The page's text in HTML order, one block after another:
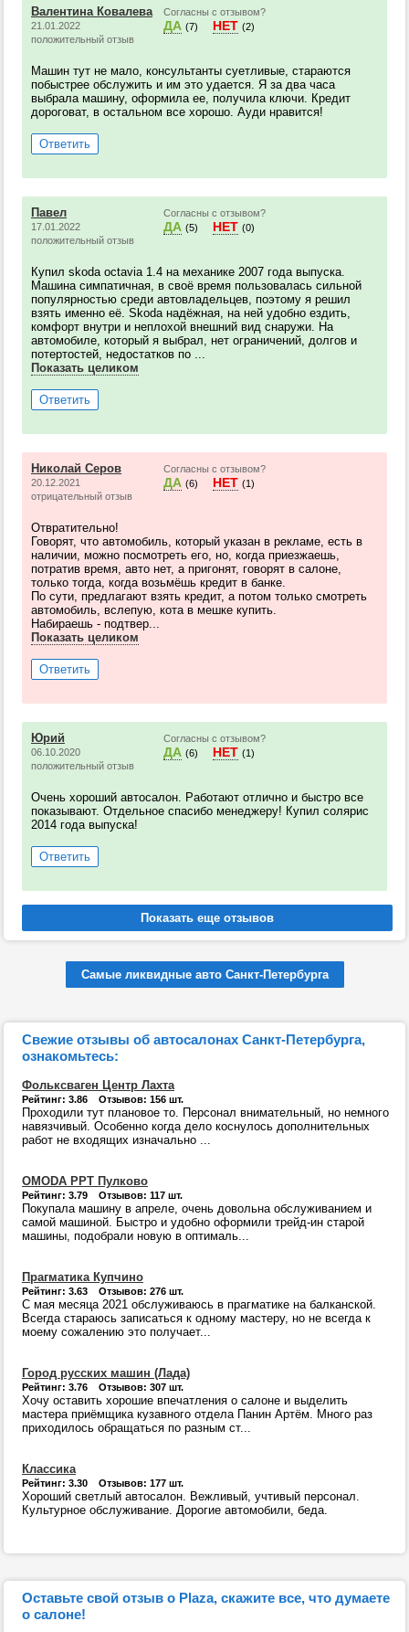
Валентина Ковалева
21.01.2022
положительный отзыв
Согласны с отзывом?
ДА (7) НЕТ (2)
Машин тут не мало, консультанты суетливые, стараются
побыстрее обслужить и им это удается. Я за два часа
выбрала машину, оформила ее, получила ключи. Кредит
дороговат, в остальном все хорошо. Ауди нравится!
Ответить
Павел
17.01.2022
положительный отзыв
Согласны с отзывом?
ДА (5) НЕТ (0)
Купил skoda octavia 1.4 на механике 2007 года выпуска.
Машина симпатичная, в своё время пользовалась сильной
популярностью среди автовладельцев, поэтому я решил
взять именно её. Skoda надёжная, на ней удобно ездить,
комфорт внутри и неплохой внешний вид снаружи. На
автомобиле, который я выбрал, нет ограничений, долгов и
потертостей, недостатков по ...
Показать целиком
Ответить
Николай Серов
20.12.2021
отрицательный отзыв
Согласны с отзывом?
ДА (6) НЕТ (1)
Отвратительно!
Говорят, что автомобиль, который указан в рекламе, есть в
наличии, можно посмотреть его, но, когда приезжаешь,
потратив время, авто нет, а пригонят, говорят в салоне,
только тогда, когда возьмёшь кредит в банке.
По сути, предлагают взять кредит, а потом только смотреть
автомобиль, вслепую, кота в мешке купить.
Набираешь - подтвер...
Показать целиком
Ответить
Юрий
06.10.2020
положительный отзыв
Согласны с отзывом?
ДА (6) НЕТ (1)
Очень хороший автосалон. Работают отлично и быстро все
показывают. Отдельное спасибо менеджеру! Купил солярис
2014 года выпуска!
Ответить
Самые ликвидные авто Санкт-Петербурга
Свежие отзывы об автосалонах Санкт-Петербурга,
ознакомьтесь:
Фольксваген Центр Лахта
Рейтинг: 3.86 Отзывов: 156 шт.
Проходили тут плановое то. Персонал внимательный, но немного
навязчивый. Особенно когда дело коснулось дополнительных
работ не входящих изначально ...
OMODA РРТ Пулково
Рейтинг: 3.79 Отзывов: 117 шт.
Покупала машину в апреле, очень довольна обслуживанием и
самой машиной. Быстро и удобно оформили трейд-ин старой
машины, подобрали новую в оптималь...
Прагматика Купчино
Рейтинг: 3.63 Отзывов: 276 шт.
С мая месяца 2021 обслуживаюсь в прагматике на балканской.
Всегда стараюсь записаться к одному мастеру, но не всегда к
моему сожалению это получает...
Город русских машин (Лада)
Рейтинг: 3.76 Отзывов: 307 шт.
Хочу оставить хорошие впечатления о салоне и выделить
мастера приёмщика кузавного отдела Панин Артём. Много раз
приходилось обращаться по разным ст...
Классика
Рейтинг: 3.30 Отзывов: 177 шт.
Хороший светлый автосалон. Вежливый, учтивый персонал.
Культурное обслуживание. Дорогие автомобили, беда.
Оставьте свой отзыв о Plaza, скажите все, что думаете
о салоне!